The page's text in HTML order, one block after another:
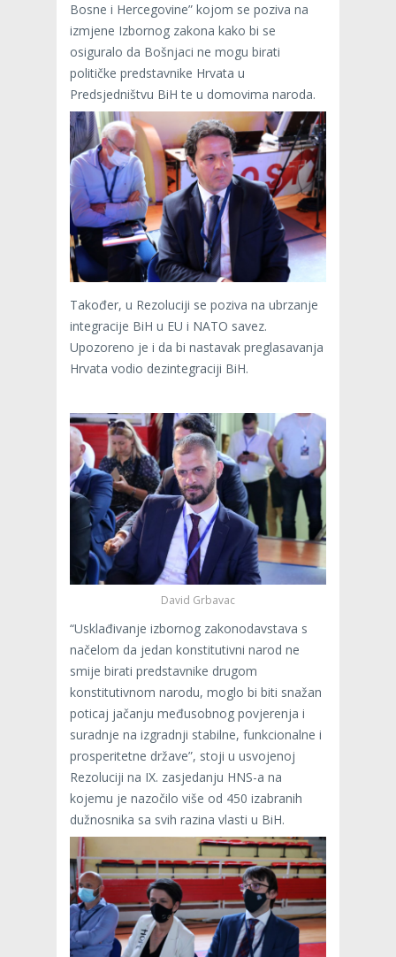
Bosne i Hercegovine” kojom se poziva na
izmjene Izbornog zakona kako bi se
osiguralo da Bošnjaci ne mogu birati
političke predstavnike Hrvata u
Predsjedništvu BiH te u domovima naroda.
Također, u Rezoluciji se poziva na ubrzanje
integracije BiH u EU i NATO savez.
Upozoreno je i da bi nastavak preglasavanja
Hrvata vodio dezintegraciji BiH.
David Grbavac
“Usklađivanje izbornog zakonodavstava s
načelom da jedan konstitutivni narod ne
smije birati predstavnike drugom
konstitutivnom narodu, moglo bi biti snažan
poticaj jačanju međusobnog povjerenja i
suradnje na izgradnji stabilne, funkcionalne i
prosperitetne države”, stoji u usvojenoj
Rezoluciji na IX. zasjedanju HNS-a na
kojemu je nazočilo više od 450 izabranih
dužnosnika sa svih razina vlasti u BiH.